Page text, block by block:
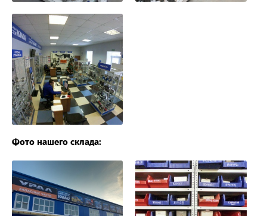
Фото нашего склада: